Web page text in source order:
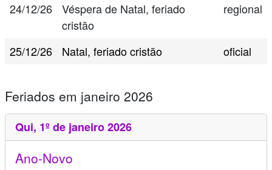
24/12/26
Véspera de Natal, feriado
cristão
regional
25/12/26 Natal, feriado cristão oficial
Feriados em janeiro 2026
Qui, 1º de janeiro 2026
Ano-Novo